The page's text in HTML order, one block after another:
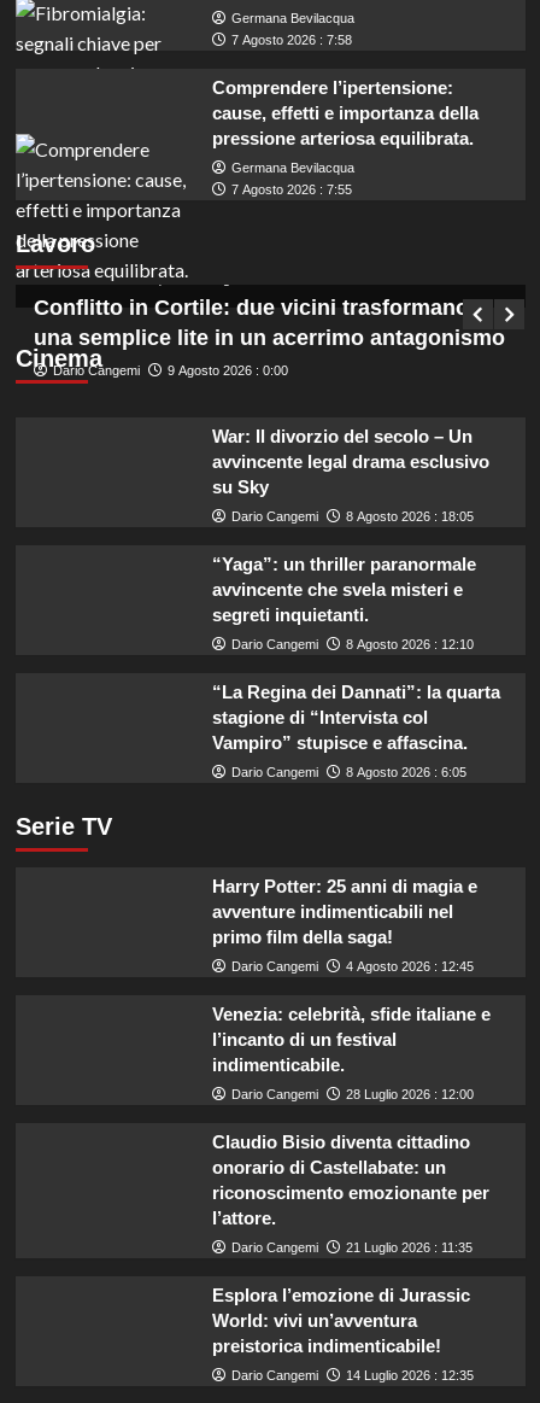
Germana Bevilacqua
7 Agosto 2026 : 7:58
Comprendere l’ipertensione:
cause, effetti e importanza della
pressione arteriosa equilibrata.
Germana Bevilacqua
7 Agosto 2026 : 7:55
Lavoro
Concorsi in Ogliastra: 12 posti per diplomati
e laureati con assunzioni a tempo
indeterminato.
Germana Bevilacqua
Cinema
Conflitto in Cortile: due vicini trasformano
una semplice lite in un acerrimo antagonismo
Dario Cangemi 9 Agosto 2026 : 0:00
War: Il divorzio del secolo – Un
avvincente legal drama esclusivo
su Sky
Dario Cangemi 8 Agosto 2026 : 18:05
“Yaga”: un thriller paranormale
avvincente che svela misteri e
segreti inquietanti.
Dario Cangemi 8 Agosto 2026 : 12:10
“La Regina dei Dannati”: la quarta
stagione di “Intervista col
Vampiro” stupisce e affascina.
Dario Cangemi 8 Agosto 2026 : 6:05
Serie TV
Harry Potter: 25 anni di magia e
avventure indimenticabili nel
primo film della saga!
Dario Cangemi 4 Agosto 2026 : 12:45
Venezia: celebrità, sfide italiane e
l’incanto di un festival
indimenticabile.
Dario Cangemi 28 Luglio 2026 : 12:00
Claudio Bisio diventa cittadino
onorario di Castellabate: un
riconoscimento emozionante per
l’attore.
Dario Cangemi 21 Luglio 2026 : 11:35
Esplora l’emozione di Jurassic
World: vivi un’avventura
preistorica indimenticabile!
Dario Cangemi 14 Luglio 2026 : 12:35